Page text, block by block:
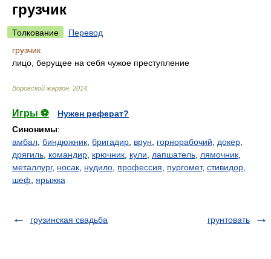
грузчик
Толкование
Перевод
грузчик
лицо, берущее на себя чужое преступление
Воровской жаргон 2014
Игры ⚽
Нужен реферат?
Синонимы:
амбал биндюжник бригадир врун горнорабочий докер
дрягиль командир крючник кули лапшатель лямочник
металлург, носак нудило профессия пургомет, стивидор
шеф ярыжка
грузинская свадьба грунтовать